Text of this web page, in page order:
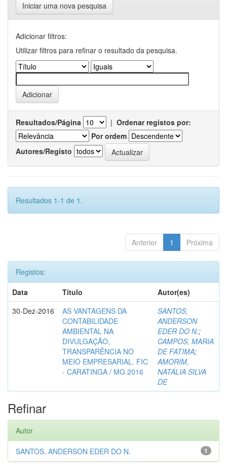
Iniciar uma nova pesquisa
Adicionar filtros:
Utilizar filtros para refinar o resultado da pesquisa.
Resultados/Página | Ordenar registos por:
Por ordem
Autores/Registo
Resultados 1-1 de 1.
Anterior 1 Próxima
Registos:
Data
Título
Autor(es)
30-Dez-2016
AS VANTAGENS DA
CONTABILIDADE
AMBIENTAL NA
DIVULGAÇÃO,
TRANSPARÊNCIA NO
MEIO EMPRESARIAL. FIC
- CARATINGA / MG 2016
SANTOS,
ANDERSON
EDER DO N.;
CAMPOS, MARIA
DE FATIMA;
AMORIM,
NATÁLIA SILVA
DE
Refinar
Autor
1
SANTOS, ANDERSON EDER DO N.